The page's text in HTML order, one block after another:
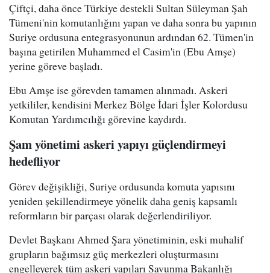
Çiftçi, daha önce Türkiye destekli Sultan Süleyman Şah
Tümeni'nin komutanlığını yapan ve daha sonra bu yapının
Suriye ordusuna entegrasyonunun ardından 62. Tümen'in
başına getirilen Muhammed el Casim'in (Ebu Amşe)
yerine göreve başladı.
Ebu Amşe ise görevden tamamen alınmadı. Askeri
yetkililer, kendisini Merkez Bölge İdari İşler Kolordusu
Komutan Yardımcılığı görevine kaydırdı.
Şam yönetimi askeri yapıyı güçlendirmeyi
hedefliyor
Görev değişikliği, Suriye ordusunda komuta yapısını
yeniden şekillendirmeye yönelik daha geniş kapsamlı
reformların bir parçası olarak değerlendiriliyor.
Devlet Başkanı Ahmed Şara yönetiminin, eski muhalif
grupların bağımsız güç merkezleri oluşturmasını
engelleyerek tüm askeri yapıları Savunma Bakanlığı